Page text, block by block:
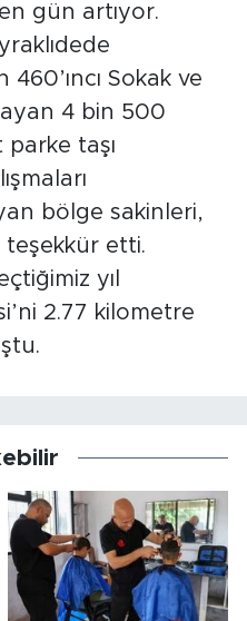
gün artıyor.
Sokak ve
4 bin 500
taşı
bölge sakinleri,
teşekkür etti.
yıl
2.77 kilometre